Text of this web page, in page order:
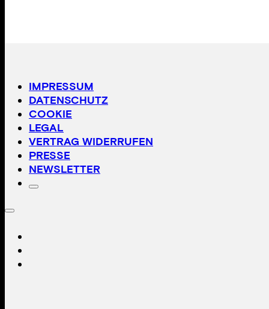
IMPRESSUM
DATENSCHUTZ
COOKIE
LEGAL
VERTRAG WIDERRUFEN
PRESSE
NEWSLETTER